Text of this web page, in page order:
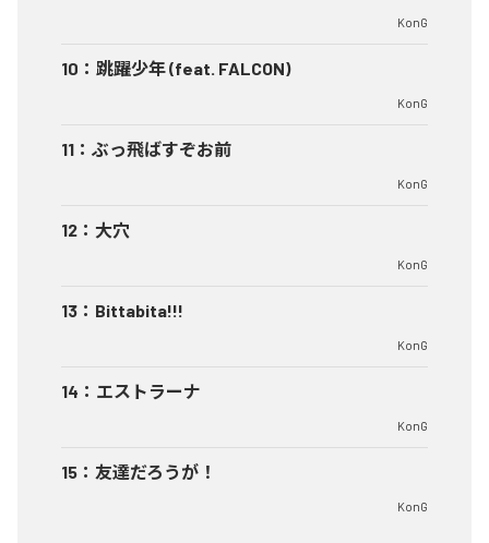
KonG
10 ： 跳躍少年 (feat. FALCON)
KonG
11 ： ぶっ飛ばすぞお前
KonG
12 ： 大穴
KonG
13 ： Bittabita!!!
KonG
14 ： エストラーナ
KonG
15 ： 友達だろうが！
KonG